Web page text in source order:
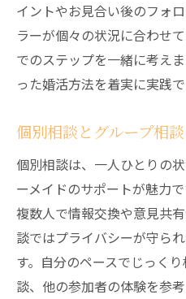
イントやお見合い後のフォ
ラーが個々の状況に合わせ
でのステップを一緒に考え
った婚活方法を着実に実践で
個別相談とグループ相
個別相談は、一人ひとりの
ーメイドのサポートが魅力
複数人で情報交換や意見共
談ではプライバシーが守ら
す。自分のペースでじっく
談、他の参加者の体験を参